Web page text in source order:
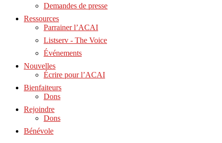
Demandes de presse
Ressources
Parrainer l’ACAI
Listserv - The Voice
Événements
Nouvelles
Écrire pour l’ACAI
Bienfaiteurs
Dons
Rejoindre
Dons
Bénévole